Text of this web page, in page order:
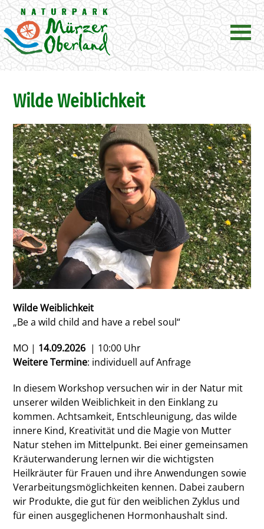
Wilde Weiblichkeit
Wilde Weiblichkeit
„Be a wild child and have a rebel soul“
MO | 14.09.2026 | 10:00 Uhr
Weitere Termine: individuell auf Anfrage
In diesem Workshop versuchen wir in der Natur mit
unserer wilden Weiblichkeit in den Einklang zu
kommen. Achtsamkeit, Entschleunigung, das wilde
innere Kind, Kreativität und die Magie von Mutter
Natur stehen im Mittelpunkt. Bei einer gemeinsamen
Kräuterwanderung lernen wir die wichtigsten
Heilkräuter für Frauen und ihre Anwendungen sowie
Verarbeitungsmöglichkeiten kennen. Dabei zaubern
wir Produkte, die gut für den weiblichen Zyklus und
für einen ausgeglichenen Hormonhaushalt sind.